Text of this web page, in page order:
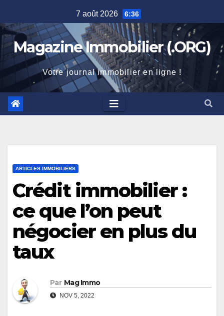
to
content
7 août 2026 6:36
Magazine Immobilier (.ORG)
Votre journal immobilier en ligne !
ARTICLES IMMOBILIERS
Crédit immobilier :
ce que l’on peut
négocier en plus du
taux
Par Mag Immo
NOV 5, 2022